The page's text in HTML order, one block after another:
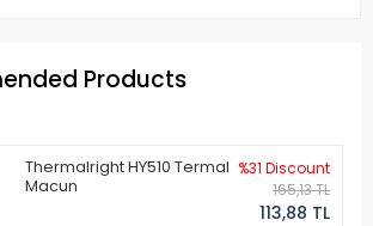
Products
Thermalright HY510 Termal
Macun
%31 Discount
165,13 TL
113,88 TL